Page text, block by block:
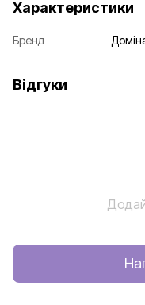
Характеристики
Бренд
Відгуки